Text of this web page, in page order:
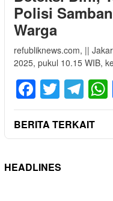
Polisi
Warga
refubliknews.com, ||
2025, pukul 10.15 WIB,
BERITA TERKAIT
HEADLINES